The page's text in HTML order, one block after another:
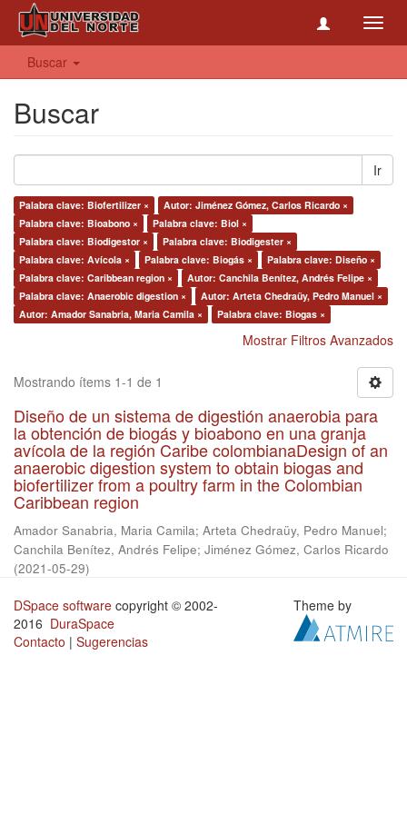
Buscar
Buscar
Ir
Palabra clave: Biofertilizer ×
Autor: Jiménez Gómez, Carlos Ricardo ×
Palabra clave: Bioabono ×
Palabra clave: Biol ×
Palabra clave: Biodigestor ×
Palabra clave: Biodigester ×
Palabra clave: Avícola ×
Palabra clave: Biogás ×
Palabra clave: Diseño ×
Palabra clave: Caribbean region ×
Autor: Canchila Benítez, Andrés Felipe ×
Palabra clave: Anaerobic digestion ×
Autor: Arteta Chedraüy, Pedro Manuel ×
Autor: Amador Sanabria, Maria Camila ×
Palabra clave: Biogas ×
Mostrar Filtros Avanzados
Mostrando ítems 1-1 de 1
Diseño de un sistema de digestión anaerobia para
la obtención de biogás y bioabono en una granja
avícola de la región Caribe colombianaDesign of an
anaerobic digestion system to obtain biogas and
biofertilizer from a poultry farm in the Colombian
Caribbean region
Amador Sanabria, Maria Camila; Arteta Chedraüy, Pedro Manuel;
Canchila Benítez, Andrés Felipe; Jiménez Gómez, Carlos Ricardo
(2021-05-29)
DSpace software copyright © 2002-
2016 DuraSpace
Contacto | Sugerencias
Theme by